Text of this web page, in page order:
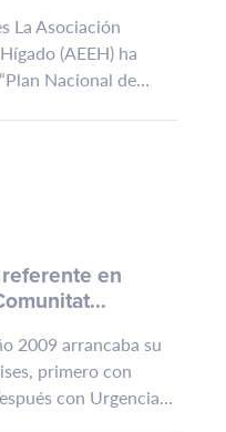
La Asociación
(AEEH) ha
Nacional de
en
2009 arrancaba su
primero con
con Urgencias